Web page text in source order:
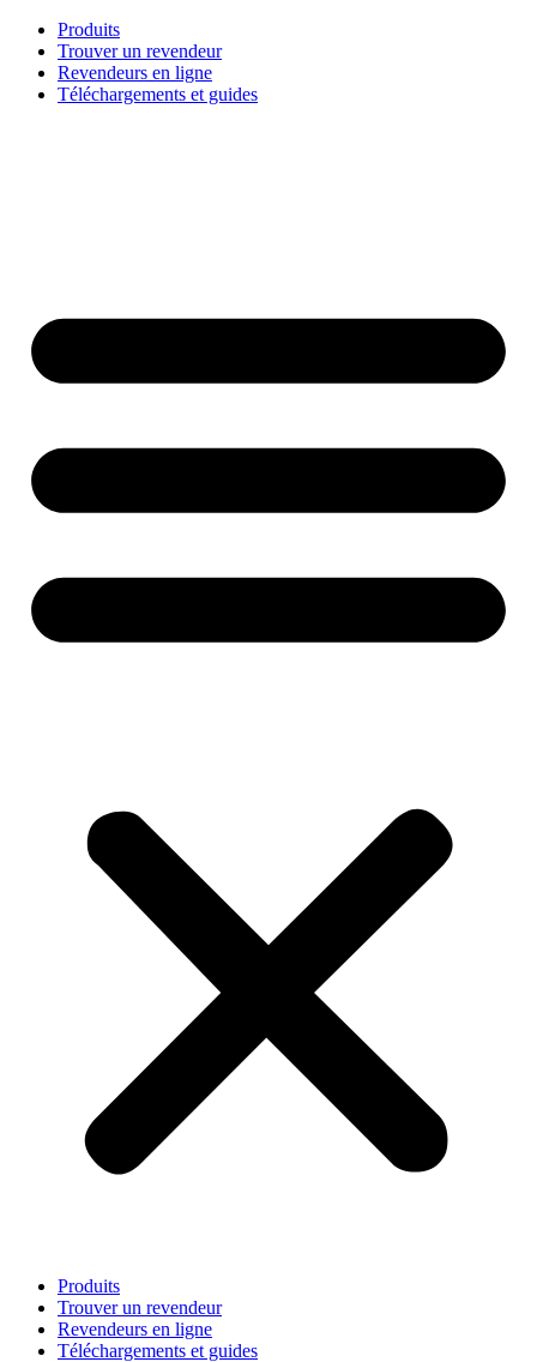
Aller
contenu
Produits
Trouver un revendeur
Revendeurs en ligne
Téléchargements et guides
Produits
Trouver un revendeur
Revendeurs en ligne
Téléchargements et guides